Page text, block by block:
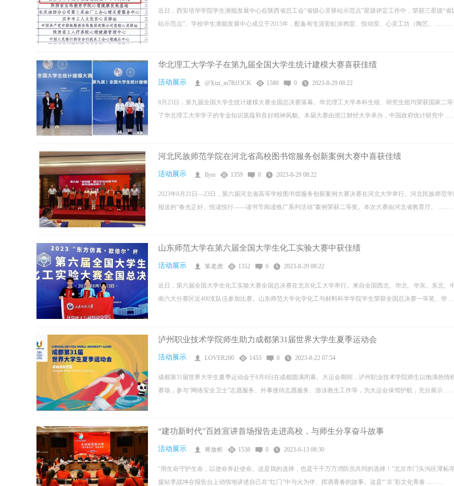
近日，西安培华学院学生潜能发展中心在陕西省总工会“省级心灵驿站示范点”星级评定工作中，荣获三星级“省
站示范点”。学校学生潜能发展中心成立于2015年，配备有生涯彩虹涂鸦室、悦动室、心灵工坊（陶艺、 ...……
华北理工大学学子在第九届全国大学生统计建模大赛喜获佳绩
活动展示 @Xizi_m7RfJ3CK 1580 0 2023-8-29 08:22
8月23日，第九届全国大学生统计建模大赛全国总决赛落幕。华北理工大学本科生组、研究生组均荣获国家二
了华北理工大学学子的专业知识底蕴和良好精神风貌。本届大赛由浙江财经大学承办，中国政府统计研究中
河北民族师范学院在河北省高校图书馆服务创新案例大赛中喜获佳绩
活动展示 llym 1359 0 2023-8-29 08:22
2023年8月21日—23日，第六届河北省高等学校图书馆服务创新案例大赛决赛在河北大学举行。河北民族师范
报送的“春光正好、悦读悦行——读书节阅读推广系列活动”案例荣获二等奖。本次大赛由河北省教育厅、 ...……
山东师范大学在第六届全国大学生化工实验大赛中获佳绩
活动展示 笨老虎 1352 0 2023-8-29 08:22
近日，第六届全国大学生化工实验大赛全国总决赛在北京化工大学举行。来自全国西北、华北、华东、东北、
南六大分赛区近400支队伍参加比赛。山东师范大学化学化工与材料科学学院学生荣获全国总决赛一等奖、华
泸州职业技术学院师生助力成都第31届世界大学生夏季运动会
活动展示 LOVER200 1453 0 2023-8-22 07:54
成都第31届世界大学生夏季运动会于8月8日在成都圆满闭幕。大运会期间，泸州职业技术学院师生以饱满热情
赛场，参与“网络安全卫士”志愿服务、外事接待志愿服务、游泳救生工作等，为大运会保驾护航，充分展示
“建功新时代”百姓宣讲首场报告走进高校，与师生分享奋斗故事
活动展示 将放柜 1538 0 2023-6-13 08:30
“用生命守护生命，以使命奔赴使命。这是我的选择，也是千千万万消防员共同的选择！”北京市门头沟区潭柘
援站李战坤在报告台上动情地讲述自己在“红门”中与火为伴、挥洒青春的故事。这是“‘京’彩文化青春 ...……